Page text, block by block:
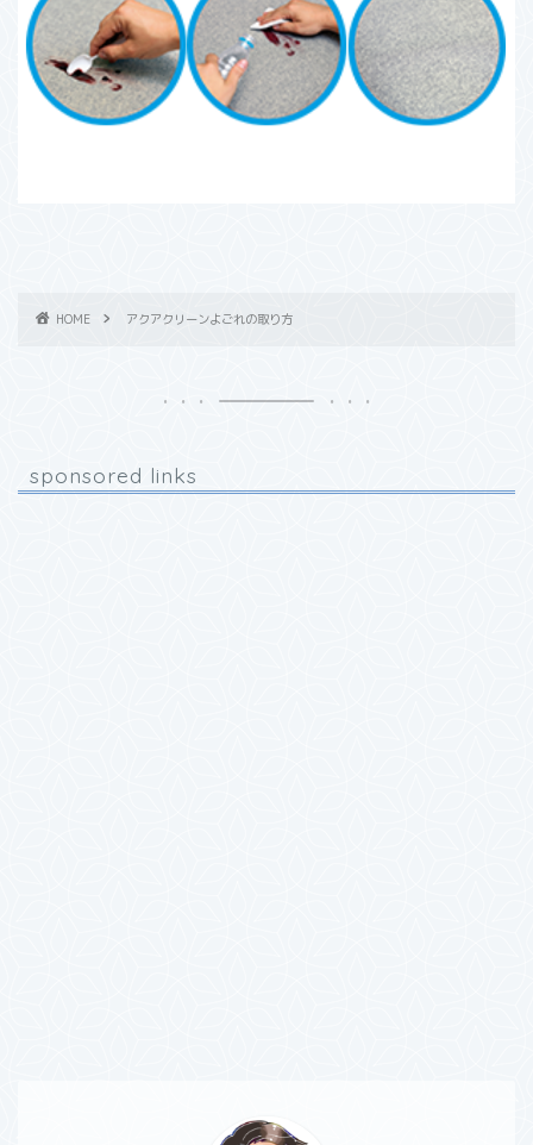
HOME アクアクリーンよごれの取り方
sponsored links